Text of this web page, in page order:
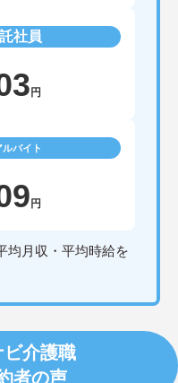
社員
円
バイト
円
均月収・平均時給を
介護職
者の声